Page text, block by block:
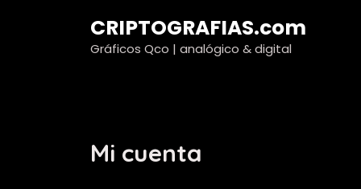
CRIPTOGRAFIAS.com
Gráficos Qco | analógico & digital
Mi cuenta